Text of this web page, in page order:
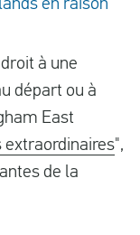
en raison
à une
départ ou à
East
extraordinaires",
de la